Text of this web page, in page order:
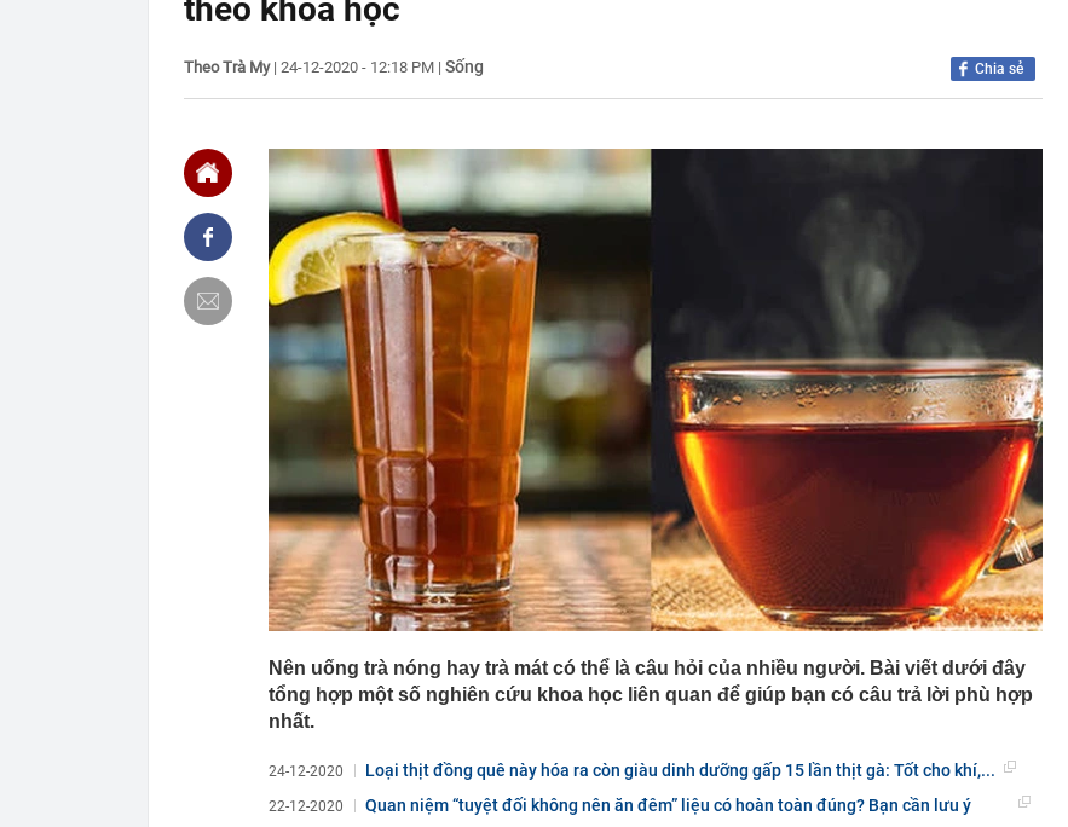
Phát hiện thùng nhựa chứa số tiền mặt tương đương 9,5 tỷ đồng bị
vứt cạnh thùng rác
07:38
Công an thông báo người dân từng chuyển tiền vào tài khoản sau cần
07:37
Phát hiện hơn 2.000 tấn thép được gấp rút dựng lên giữa lòng thành
phố, siêu công trình rộng 50.000 m² chuẩn bị lộ diện
07:34
Dùng một tài khoản để nhận tiền bán hàng, tiền người thân chuyển và
chi tiêu gia đình, hộ kinh doanh khó xác định doanh thu: Đại diện Cục
Thuế khuyến nghị gì?
Dự án 1,5 tỷ USD của nhà máy lọc dầu đầu tiên tại Việt Nam có động
thái quan trọng
07:25
Thông tin người đợi mua iPhone 18 Pro Max nên biết
07:23
Lợi nhuận trước thuế 6 tháng đầu năm 2026 của Xổ số Kiến thiết Thủ
đô chưa bằng một ngày của Xổ số kiến thiết TP HCM
07:21
Giá vàng tăng vọt, nhà đầu tư vui mừng trở lại
07:20
Startup Nga tìm ra cách mới để sản xuất chip siêu nhỏ: Nhanh gấp
3.000 lần công nghệ cũ, nhưng ít nhất 3 năm nữa thành sự thật
07:20
Xã ở Lai Châu lên tiếng về đoàn từ thiện Huấn "Hoa Hồng": Trưởng
bản và người dân cùng xác nhận các chi tiết đáng chú ý
theo khoa học
Theo Trà My| 24-12-2020 - 12:18 PM | Sống Chia sẻ
Nên uống trà nóng hay trà mát có thể là câu hỏi của nhiều người. Bài viết dưới đây
tổng hợp một số nghiên cứu khoa học liên quan để giúp bạn có câu trả lời phù hợp
nhất.
24-12-2020 Loại thịt đồng quê này hóa ra còn giàu dinh dưỡng gấp 15 lần thịt gà: Tốt cho khí,...
22-12-2020
Quan niệm “tuyệt đối không nên ăn đêm” liệu có hoàn toàn đúng? Bạn cần lưu ý